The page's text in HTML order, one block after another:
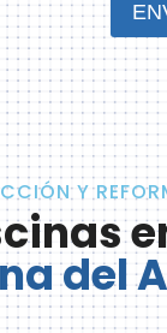
Y
del